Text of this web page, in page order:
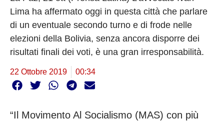
Lima ha affermato oggi in questa città che parlare
di un eventuale secondo turno e di frode nelle
elezioni della Bolivia, senza ancora disporre dei
risultati finali dei voti, è una gran irresponsabilità.
22 Ottobre 2019 00:34
“Il Movimento Al Socialismo (MAS) con più